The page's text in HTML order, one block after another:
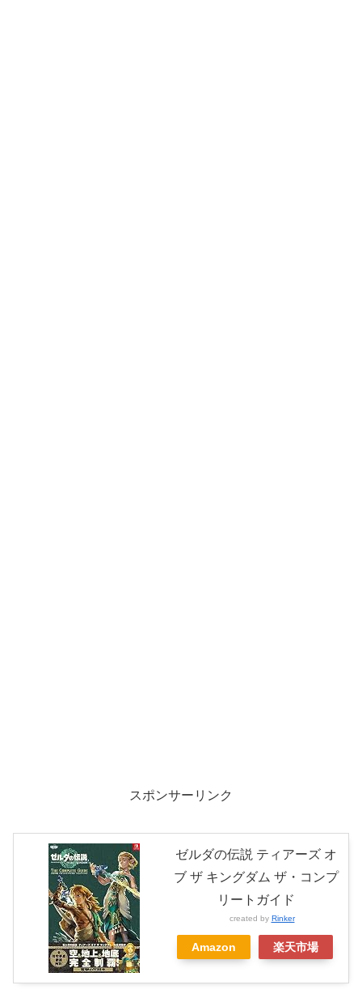
スポンサーリンク
ゼルダの伝説 ティアーズ オ
ブ ザ キングダム ザ・コンプ
リートガイド
created by Rinker
Amazon 楽天市場